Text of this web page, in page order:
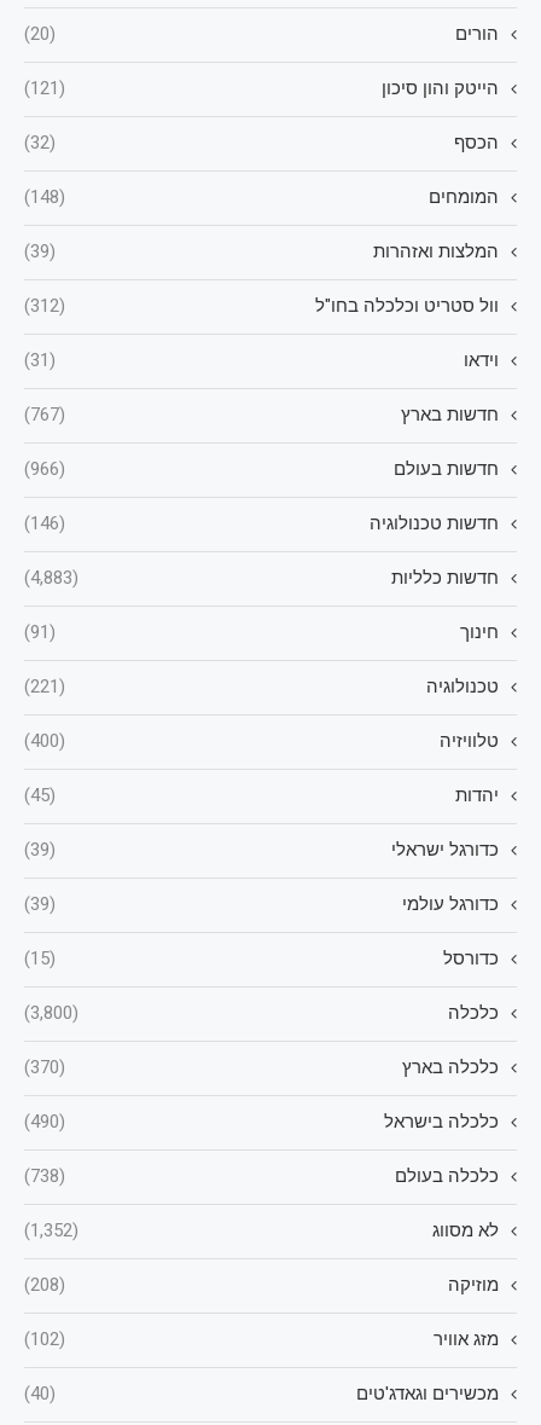
הורים (20)
הייטק והון סיכון (121)
הכסף (32)
המומחים (148)
המלצות ואזהרות (39)
וול סטריט וכלכלה בחו"ל (312)
וידאו (31)
חדשות בארץ (767)
חדשות בעולם (966)
חדשות טכנולוגיה (146)
חדשות כלליות (4,883)
חינוך (91)
טכנולוגיה (221)
טלוויזיה (400)
יהדות (45)
כדורגל ישראלי (39)
כדורגל עולמי (39)
כדורסל (15)
כלכלה (3,800)
כלכלה בארץ (370)
כלכלה בישראל (490)
כלכלה בעולם (738)
לא מסווג (1,352)
מוזיקה (208)
מזג אוויר (102)
מכשירים וגאדג'טים (40)